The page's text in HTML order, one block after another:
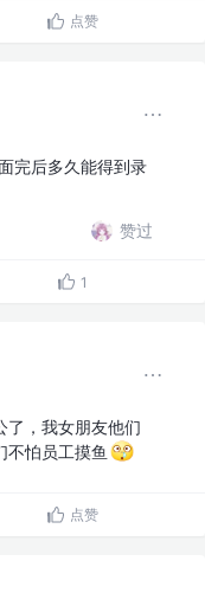
点赞
完后多久能得到录
赞过
1
了，我女朋友他们
不怕员工摸鱼
点赞